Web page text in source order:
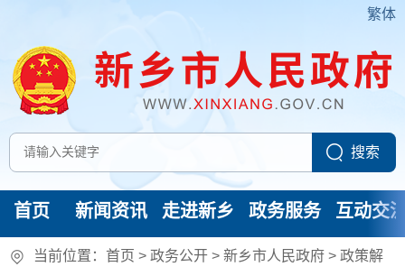
繁体
首页 新闻资讯 走进新乡 政务服务 互动交
当前位置： 首页 > 政务公开 > 新乡市人民政府 > 政策解